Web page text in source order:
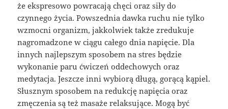
że ekspresowo powracają chęci oraz siły do
czynnego życia. Powszednia dawka ruchu nie tylko
wzmocni organizm, jakkolwiek także zredukuje
nagromadzone w ciągu całego dnia napięcie. Dla
innych najlepszym sposobem na stres będzie
wykonanie paru ćwiczeń oddechowych oraz
medytacja. Jeszcze inni wybiorą długą, gorącą kąpiel.
Słusznym sposobem na redukcję napięcia oraz
zmęczenia są też masaże relaksujące. Mogą być